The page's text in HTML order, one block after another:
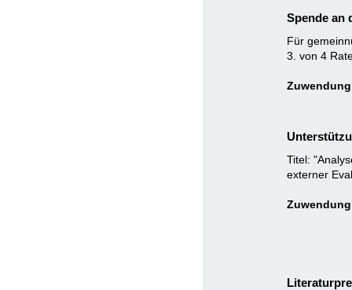
Spende an
Für
3. von 4
Titel:
externer